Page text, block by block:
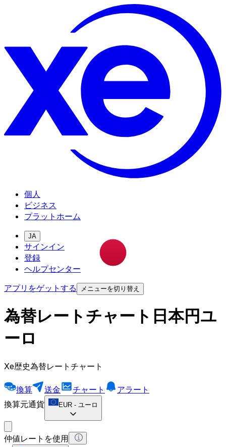
個人
ビジネス
プラットホーム
JA
サインイン
登録
ヘルプセンター
アプリをゲットする
メニューを切り替え
為替レートチャート日本円ユ
ーロ
Xe歴史為替レートチャート
換算 送金 チャート
アラート
換算元通貨
EUR - ユーロ
仲値レートを使用